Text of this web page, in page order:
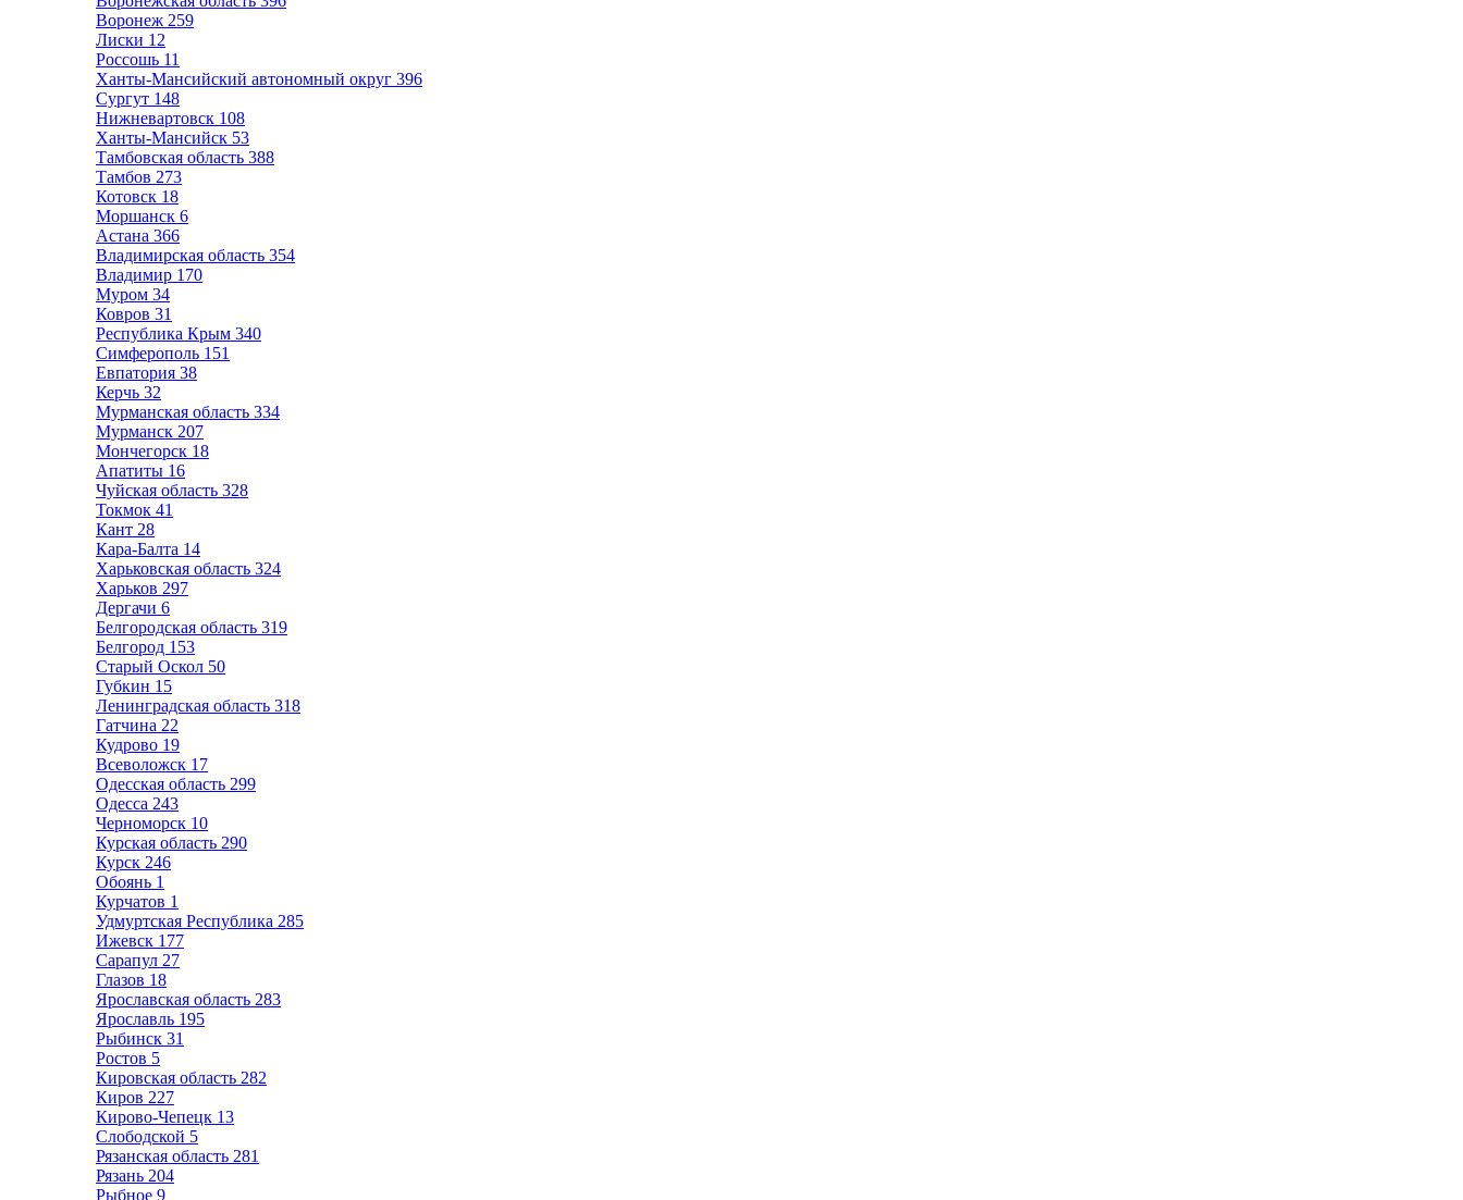
Воронеж 259
Лиски 12
Россошь 11
Ханты-Мансийский автономный округ 396
Сургут 148
Нижневартовск 108
Ханты-Мансийск 53
Тамбовская область 388
Тамбов 273
Котовск 18
Моршанск 6
Астана 366
Владимирская область 354
Владимир 170
Муром 34
Ковров 31
Республика Крым 340
Симферополь 151
Евпатория 38
Керчь 32
Мурманская область 334
Мурманск 207
Мончегорск 18
Апатиты 16
Чуйская область 328
Токмок 41
Кант 28
Кара-Балта 14
Харьковская область 324
Харьков 297
Дергачи 6
Белгородская область 319
Белгород 153
Старый Оскол 50
Губкин 15
Ленинградская область 318
Гатчина 22
Кудрово 19
Всеволожск 17
Одесская область 299
Одесса 243
Черноморск 10
Курская область 290
Курск 246
Обоянь 1
Курчатов 1
Удмуртская Республика 285
Ижевск 177
Сарапул 27
Глазов 18
Ярославская область 283
Ярославль 195
Рыбинск 31
Ростов 5
Кировская область 282
Киров 227
Кирово-Чепецк 13
Слободской 5
Рязанская область 281
Рязань 204
Рыбное 9